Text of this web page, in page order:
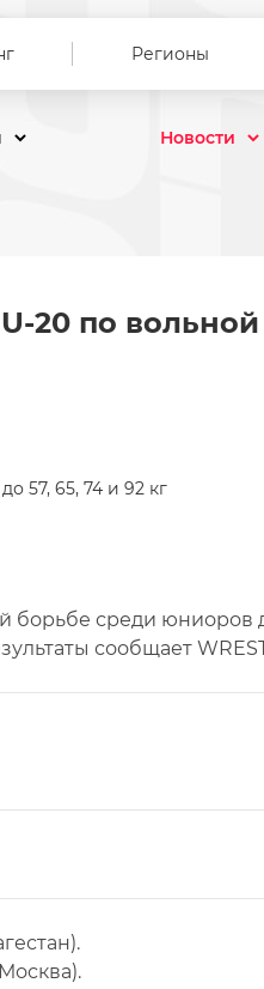
Регионы
Новости
20 по
борьбе среди юниоров
сообщает